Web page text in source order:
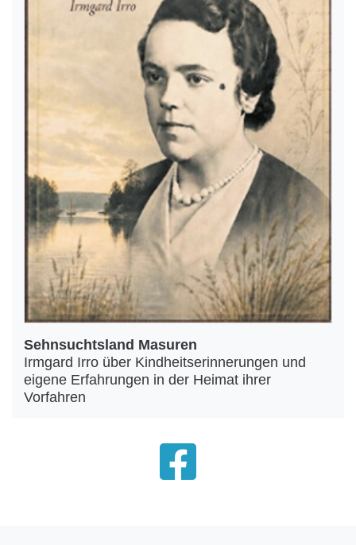
Sehnsuchtsland Masuren
Irmgard Irro über Kindheitserinnerungen und
eigene Erfahrungen in der Heimat ihrer
Vorfahren